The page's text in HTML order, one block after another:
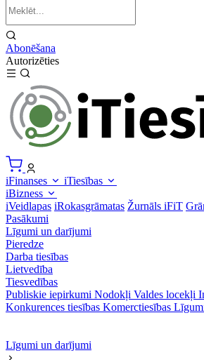
Abonēšana
Autorizēties
iFinanses
iTiesības
iBizness
iVeidlapas iRokasgrāmatas Žurnāls iFiT
Pasākumi
Līgumi un darījumi
Pieredze
Darba tiesības
Lietvedība
Tiesvedības
Publiskie iepirkumi Nodokļi Valdes locekļi
Konkurences tiesības Komerctiesības
Līgumi un darījumi